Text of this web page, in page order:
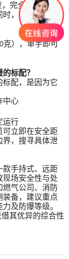
完全不受水汽、
，不受环境光
克），单手即可
标配？
标配，是因为它
中心
运行
可立即在安全距
界，搜寻具体泄
款手持式、远距
现场安全性与处
燃气公司、消防
装备，建议重点
及防爆等级。
其优异的综合性